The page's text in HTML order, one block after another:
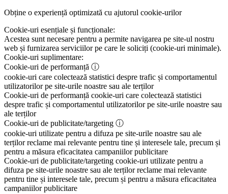
Obține o experiență optimizată cu ajutorul cookie-urilor
Cookie-uri esențiale și funcționale:
Acestea sunt necesare pentru a permite navigarea pe site-ul nostru
web și furnizarea serviciilor pe care le soliciți (cookie-uri minimale).
Cookie-uri suplimentare:
Cookie-uri de performanță ⓘ
cookie-uri care colectează statistici despre trafic și comportamentul
utilizatorilor pe site-urile noastre sau ale terților
Cookie-uri de performanță cookie-uri care colectează statistici
despre trafic și comportamentul utilizatorilor pe site-urile noastre sau
ale terților
Cookie-uri de publicitate/targeting ⓘ
cookie-uri utilizate pentru a difuza pe site-urile noastre sau ale
terților reclame mai relevante pentru tine și interesele tale, precum și
pentru a măsura eficacitatea campaniilor publicitare
Cookie-uri de publicitate/targeting cookie-uri utilizate pentru a
difuza pe site-urile noastre sau ale terților reclame mai relevante
pentru tine și interesele tale, precum și pentru a măsura eficacitatea
campaniilor publicitare